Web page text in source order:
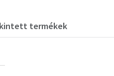
termékek